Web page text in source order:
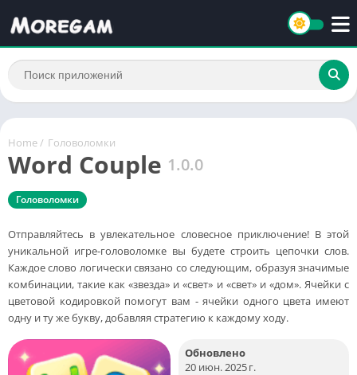
Home / Головоломки
Word Couple 1.0.0
Головоломки
Отправляйтесь в увлекательное словесное приключение! В этой
уникальной игре-головоломке вы будете строить цепочки слов.
Каждое слово логически связано со следующим, образуя значимые
комбинации, такие как «звезда» и «свет» и «свет» и «дом». Ячейки с
цветовой кодировкой помогут вам - ячейки одного цвета имеют
одну и ту же букву, добавляя стратегию к каждому ходу.
Обновлено
20 июн. 2025 г.